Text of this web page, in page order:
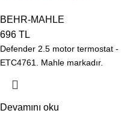
BEHR-MAHLE
696 TL
Defender 2.5 motor termostat -
ETC4761. Mahle markadır.
Devamını oku